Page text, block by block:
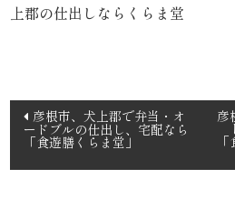
オ
ブ
ル
上郡の仕出しならくらま堂
投
稿
ナ
彦根市、犬上郡で弁当・オ
ードブルの仕出し、宅配なら
「食遊膳くらま堂」
彦